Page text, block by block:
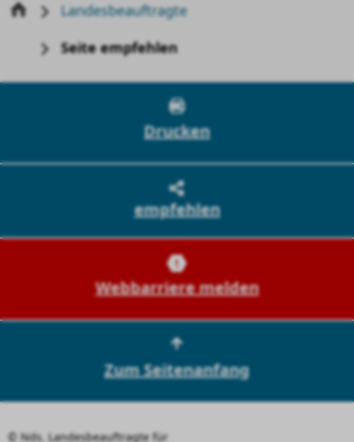
Landesbeauftragte
Seite empfehlen
Drucken
empfehlen
Webbarriere melden
Zum Seitenanfang
© Nds. Landesbeauftragte für